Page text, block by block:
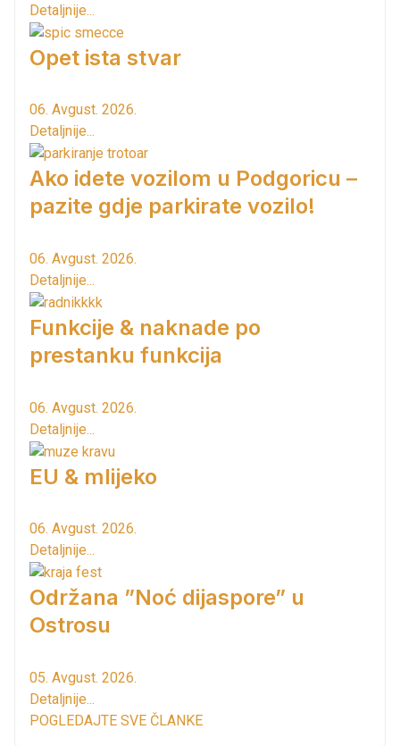
Detaljnije...
Opet ista stvar
06. Avgust. 2026.
Detaljnije...
Ako idete vozilom u Podgoricu –
pazite gdje parkirate vozilo!
06. Avgust. 2026.
Detaljnije...
Funkcije & naknade po
prestanku funkcija
06. Avgust. 2026.
Detaljnije...
EU & mlijeko
06. Avgust. 2026.
Detaljnije...
Održana ”Noć dijaspore” u
Ostrosu
05. Avgust. 2026.
Detaljnije...
POGLEDAJTE SVE ČLANKE